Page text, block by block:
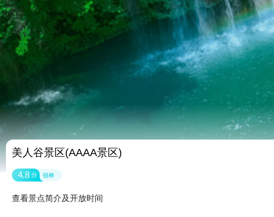
美人谷景区(AAAA景区)
4.8 分 很棒
查看景点简介及开放时间